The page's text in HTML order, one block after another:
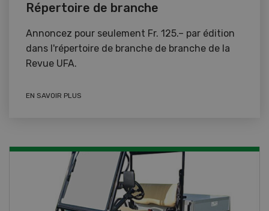
Répertoire de branche
Annoncez pour seulement Fr. 125.– par édition
dans l'répertoire de branche de branche de la
Revue UFA.
EN SAVOIR PLUS